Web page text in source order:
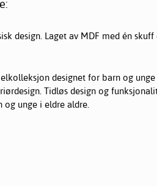
design. Laget av MDF med én
designet for barn og
Tidløs design og
unge i eldre aldre.